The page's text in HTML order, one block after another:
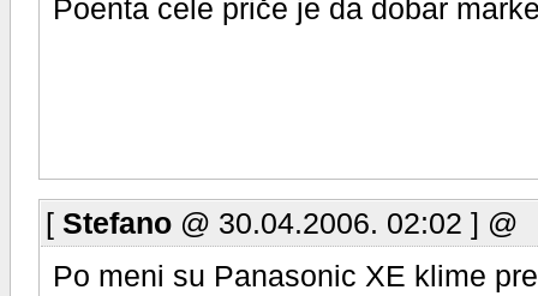
Poenta cele priče je da dobar
[ Stefano @ 30.04.2006. 02:02 ] @
Po meni su Panasonic XE klime